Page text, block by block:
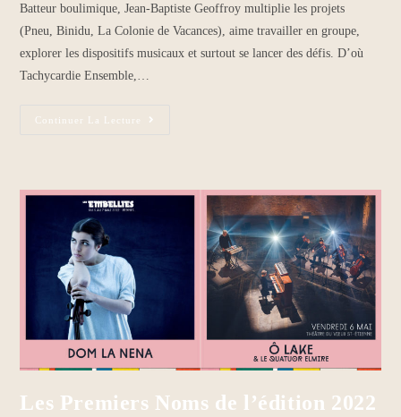
Batteur boulimique, Jean-Baptiste Geoffroy multiplie les projets
(Pneu, Binidu, La Colonie de Vacances), aime travailler en groupe,
explorer les dispositifs musicaux et surtout se lancer des défis. D’où
Tachycardie Ensemble,…
Continuer La Lecture
Les Premiers Noms de l’édition 2022